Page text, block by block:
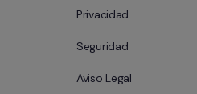
Privacidad
Seguridad
Aviso Legal